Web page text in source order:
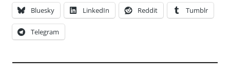
Bluesky LinkedIn Reddit Tumblr
Telegram